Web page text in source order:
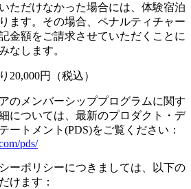
ただけなかった場合には、体験宿泊
ます。その場合、ペナルティチャー
金額をご請求させていただくことに
なします。
20,000円（税込）
のメンバーシッププログラムに関す
については、最新のプロダクト・デ
ートメント(PDS)をご覧ください：
pds/
ーポリシーにつきましては、以下の
けます：